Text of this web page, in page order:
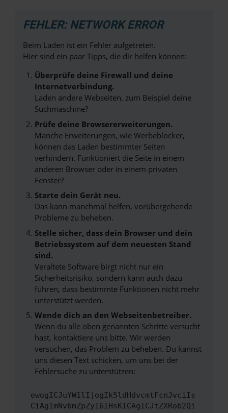
FEHLER: NETWORK ERROR
Beim Laden ist ein Fehler aufgetreten.
Hier sind ein paar Tipps, die dir helfen können:
Überprüfe deine Firewall und deine
Internetverbindung.
Laden andere Webseiten, zum Beispiel deine
Suchmaschine?
Prüfe deine Browsererweiterungen.
Manche Erweiterungen, wie Werbeblocker,
können das Laden bestimmter Seiten
verhindern. Funktioniert die Seite in einem
anderen Browser oder in einem privaten
Fenster?
Starte dein Gerät neu.
Das kann manchmal helfen, vorübergehende
Probleme zu beheben.
Stelle sicher, dass dein Browser und dein
Betriebssystem auf dem neuesten Stand
sind.
Veraltete Software birgt nicht nur ein
Sicherheitsrisiko, sondern kann auch dazu
führen, dass bestimmte Funktionen nicht mehr
unterstützt werden.
Wende dich an den Webseitenbetreiber.
Wenn du alle oben genannten Schritte versucht
hast, kontaktiere uns bitte. Wir werden
versuchen, das Problem zu beheben. Du kannst
uns diesen Text schicken, um uns bei der
Fehlersuche zu unterstützen:
ewogICJuYW1lIjogIk5ldHdvcmtFcnJvciIs
CiAgImNvbmZpZyI6IHsKICAgICJtZXRob2Qi